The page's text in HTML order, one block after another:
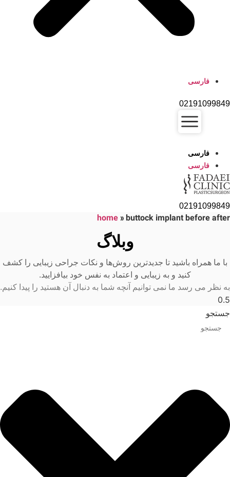
فارسی
02191099849
فارسی
فارسی
02191099849
home»buttock implant before after
وبلاگ
با ما همراه باشید تا جدیدترین روش‌ها و نکات جراحی زیبایی را کشف
کنید و به زیبایی و اعتماد به نفس خود بیافزایید.
به نظر می رسد ما نمی توانیم آنچه شما به دنبال آن هستید را پیدا کنیم.
جستجو